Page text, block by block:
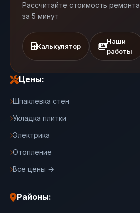
Рассчитайте стоимость ремонта
за 5 минут
Калькулятор
Наши
работы
Цены:
Шпаклевка стен
Укладка плитки
Электрика
Отопление
Все цены →
Районы: